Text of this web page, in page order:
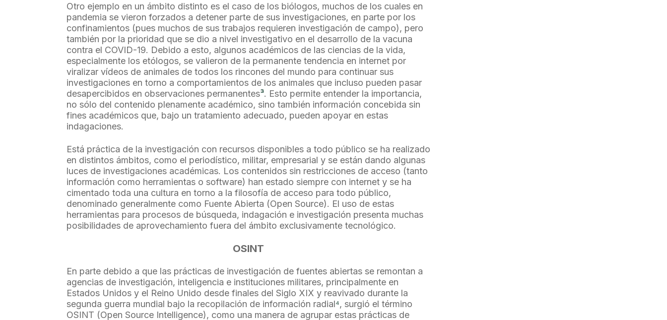
Otro ejemplo en un ámbito distinto es el caso de los biólogos, muchos de los cuales en
pandemia se vieron forzados a detener parte de sus investigaciones, en parte por los
confinamientos (pues muchos de sus trabajos requieren investigación de campo), pero
también por la prioridad que se dio a nivel investigativo en el desarrollo de la vacuna
contra el COVID-19. Debido a esto, algunos académicos de las ciencias de la vida,
especialmente los etólogos, se valieron de la permanente tendencia en internet por
viralizar vídeos de animales de todos los rincones del mundo para continuar sus
investigaciones en torno a comportamientos de los animales que incluso pueden pasar
desapercibidos en observaciones permanentes³. Esto permite entender la importancia,
no sólo del contenido plenamente académico, sino también información concebida sin
fines académicos que, bajo un tratamiento adecuado, pueden apoyar en estas
indagaciones.
Está práctica de la investigación con recursos disponibles a todo público se ha realizado
en distintos ámbitos, como el periodístico, militar, empresarial y se están dando algunas
luces de investigaciones académicas. Los contenidos sin restricciones de acceso (tanto
información como herramientas o software) han estado siempre con internet y se ha
cimentado toda una cultura en torno a la filosofía de acceso para todo público,
denominado generalmente como Fuente Abierta (Open Source). El uso de estas
herramientas para procesos de búsqueda, indagación e investigación presenta muchas
posibilidades de aprovechamiento fuera del ámbito exclusivamente tecnológico.
OSINT
En parte debido a que las prácticas de investigación de fuentes abiertas se remontan a
agencias de investigación, inteligencia e instituciones militares, principalmente en
Estados Unidos y el Reino Unido desde finales del Siglo XIX y reavivado durante la
segunda guerra mundial bajo la recopilación de información radial⁴, surgió el término
OSINT (Open Source Intelligence), como una manera de agrupar estas prácticas de